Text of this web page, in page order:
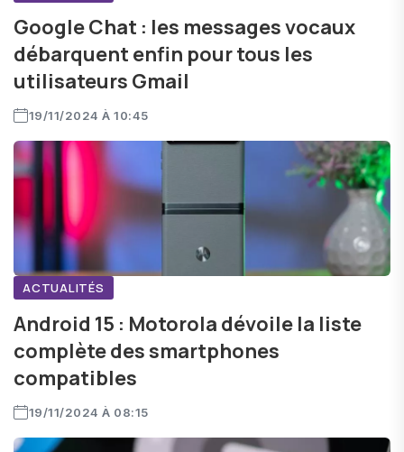
Google Chat : les messages vocaux
débarquent enfin pour tous les
utilisateurs Gmail
19/11/2024 À 10:45
ACTUALITÉS
Android 15 : Motorola dévoile la liste
complète des smartphones
compatibles
19/11/2024 À 08:15